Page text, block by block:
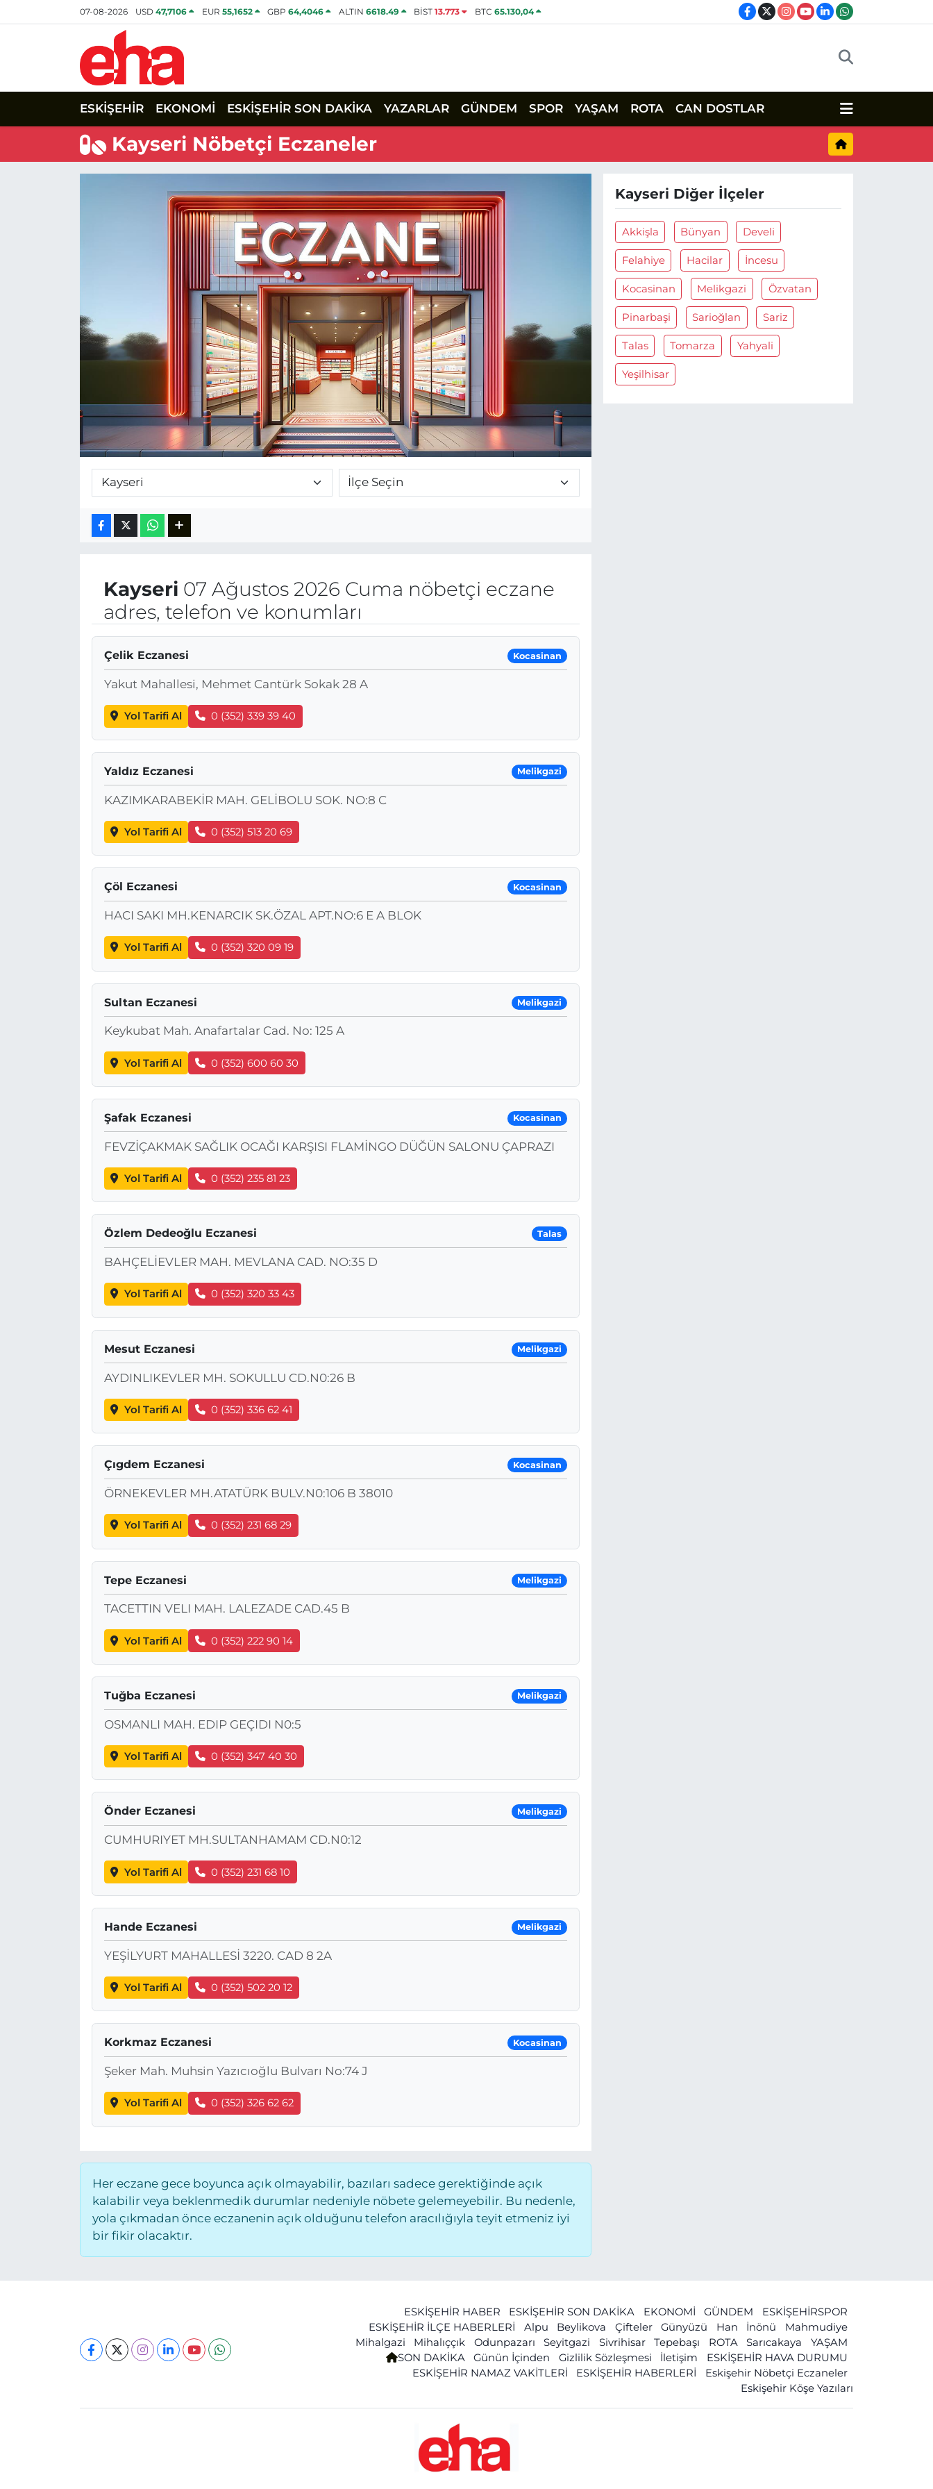
07-08-2026 USD47,7106 EUR 55,1652 GBP64,4046 ALTIN 6618.49 BİST13.773 BTC 65.130,04
ESKİŞEHİR EKONOMİ ESKİŞEHİR SON DAKİKA YAZARLAR GÜNDEM SPOR YAŞAM ROTA CAN DOSTLAR
Kayseri Nöbetçi Eczaneler
Kayseri 07 Ağustos 2026 Cuma nöbetçi eczane
adres, telefon ve konumları
Çelik Eczanesi Kocasinan
Yakut Mahallesi, Mehmet Cantürk Sokak 28 A
Yol Tarifi Al 0 (352) 339 39 40
Yaldız Eczanesi Melikgazi
KAZIMKARABEKİR MAH. GELİBOLU SOK. NO:8 C
Yol Tarifi Al 0 (352) 513 20 69
Çöl Eczanesi Kocasinan
HACI SAKI MH.KENARCIK SK.ÖZAL APT.NO:6 E A BLOK
Yol Tarifi Al 0 (352) 320 09 19
Sultan Eczanesi Melikgazi
Keykubat Mah. Anafartalar Cad. No: 125 A
Yol Tarifi Al 0 (352) 600 60 30
Şafak Eczanesi Kocasinan
FEVZİÇAKMAK SAĞLIK OCAĞI KARŞISI FLAMİNGO DÜĞÜN SALONU ÇAPRAZI
Yol Tarifi Al 0 (352) 235 81 23
Özlem Dedeoğlu Eczanesi Talas
BAHÇELİEVLER MAH. MEVLANA CAD. NO:35 D
Yol Tarifi Al 0 (352) 320 33 43
Mesut Eczanesi Melikgazi
AYDINLIKEVLER MH. SOKULLU CD.N0:26 B
Yol Tarifi Al 0 (352) 336 62 41
Çıgdem Eczanesi Kocasinan
ÖRNEKEVLER MH.ATATÜRK BULV.N0:106 B 38010
Yol Tarifi Al 0 (352) 231 68 29
Tepe Eczanesi Melikgazi
TACETTIN VELI MAH. LALEZADE CAD.45 B
Yol Tarifi Al 0 (352) 222 90 14
Tuğba Eczanesi Melikgazi
OSMANLI MAH. EDIP GEÇIDI N0:5
Yol Tarifi Al 0 (352) 347 40 30
Önder Eczanesi Melikgazi
CUMHURIYET MH.SULTANHAMAM CD.N0:12
Yol Tarifi Al 0 (352) 231 68 10
Hande Eczanesi Melikgazi
YEŞİLYURT MAHALLESİ 3220. CAD 8 2A
Yol Tarifi Al 0 (352) 502 20 12
Korkmaz Eczanesi Kocasinan
Şeker Mah. Muhsin Yazıcıoğlu Bulvarı No:74 J
Yol Tarifi Al 0 (352) 326 62 62
Her eczane gece boyunca açık olmayabilir, bazıları sadece gerektiğinde açık
kalabilir veya beklenmedik durumlar nedeniyle nöbete gelemeyebilir. Bu nedenle,
yola çıkmadan önce eczanenin açık olduğunu telefon aracılığıyla teyit etmeniz iyi
bir fikir olacaktır.
Kayseri Diğer İlçeler
Akkişla Bünyan Develi
Felahiye Hacilar İncesu
Kocasinan Melikgazi Özvatan
Pinarbaşi Sarioğlan Sariz
Talas Tomarza Yahyali
Yeşilhisar
ESKİŞEHİR HABER ESKİŞEHİR SON DAKİKA EKONOMİ GÜNDEM
ESKİŞEHİRSPOR
ESKİŞEHİR İLÇE HABERLERİ
Alpu Beylikova Çifteler Günyüzü Han İnönü
Mahmudiye
Mihalgazi
Mihalıççık Odunpazarı Seyitgazi Sivrihisar Tepebaşı ROTA Sarıcakaya
YAŞAM
SON DAKİKA
Günün İçinden Gizlilik Sözleşmesi İletişim
ESKİŞEHİR HAVA DURUMU
ESKİŞEHİR NAMAZ VAKİTLERİ
ESKİŞEHİR HABERLERİ
Eskişehir Nöbetçi Eczaneler
Eskişehir Köşe Yazıları